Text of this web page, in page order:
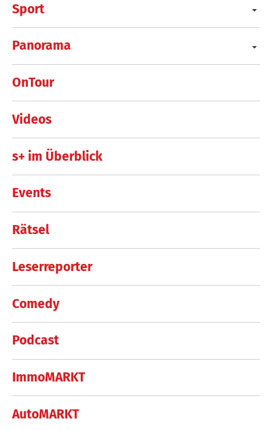
Sport
Panorama
OnTour
Videos
s+ im Überblick
Events
Rätsel
Leserreporter
Comedy
Podcast
ImmoMARKT
AutoMARKT